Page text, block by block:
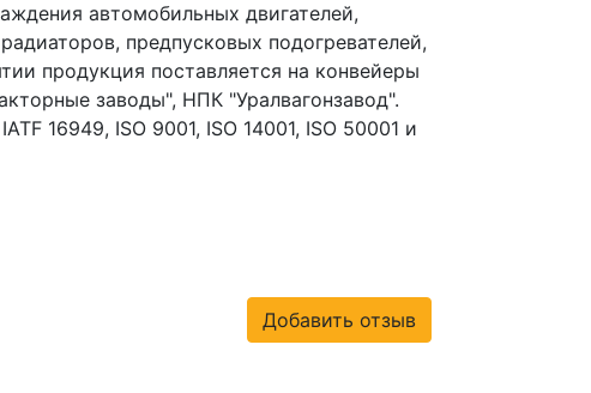
автомобильных двигателей,
предпусковых подогревателей,
продукция поставляется на конвейеры
заводы", НПК "Уралвагонзавод".
16949, ISO 9001, ISO 14001, ISO 50001 и
Добавить отзыв